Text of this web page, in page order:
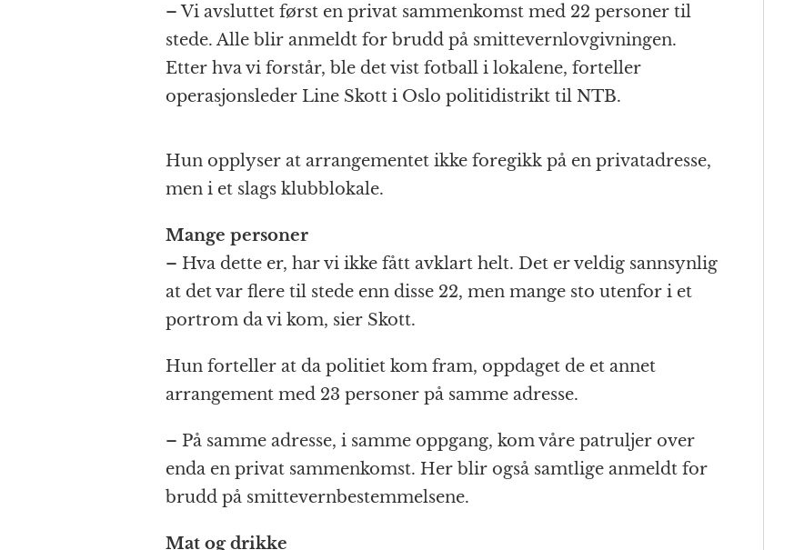
– Vi avsluttet først en privat sammenkomst med 22 personer til
stede. Alle blir anmeldt for brudd på smittevernlovgivningen.
Etter hva vi forstår, ble det vist fotball i lokalene, forteller
operasjonsleder Line Skott i Oslo politidistrikt til NTB.
Hun opplyser at arrangementet ikke foregikk på en privatadresse,
men i et slags klubblokale.
Mange personer
– Hva dette er, har vi ikke fått avklart helt. Det er veldig sannsynlig
at det var flere til stede enn disse 22, men mange sto utenfor i et
portrom da vi kom, sier Skott.
Hun forteller at da politiet kom fram, oppdaget de et annet
arrangement med 23 personer på samme adresse.
– På samme adresse, i samme oppgang, kom våre patruljer over
enda en privat sammenkomst. Her blir også samtlige anmeldt for
brudd på smittevernbestemmelsene.
Mat og drikke